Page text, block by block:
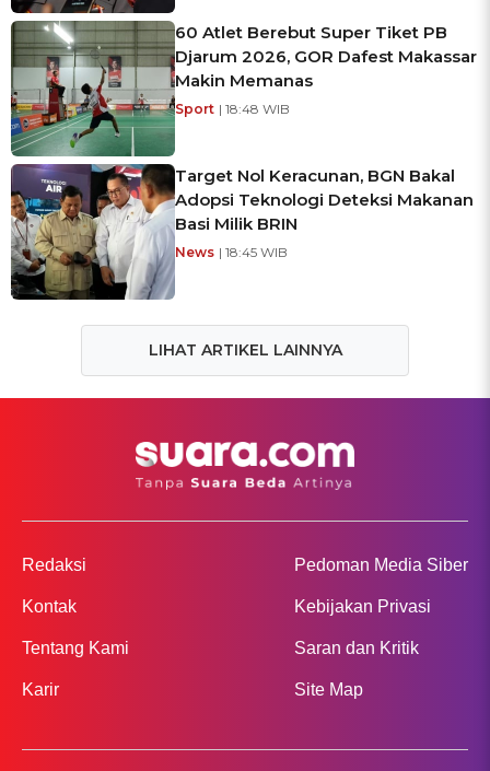
60 Atlet Berebut Super Tiket PB
Djarum 2026, GOR Dafest Makassar
Makin Memanas
Sport | 18:48 WIB
Target Nol Keracunan, BGN Bakal
Adopsi Teknologi Deteksi Makanan
Basi Milik BRIN
News | 18:45 WIB
LIHAT ARTIKEL LAINNYA
Redaksi
Kontak
Tentang Kami
Karir
Pedoman Media Siber
Kebijakan Privasi
Saran dan Kritik
Site Map